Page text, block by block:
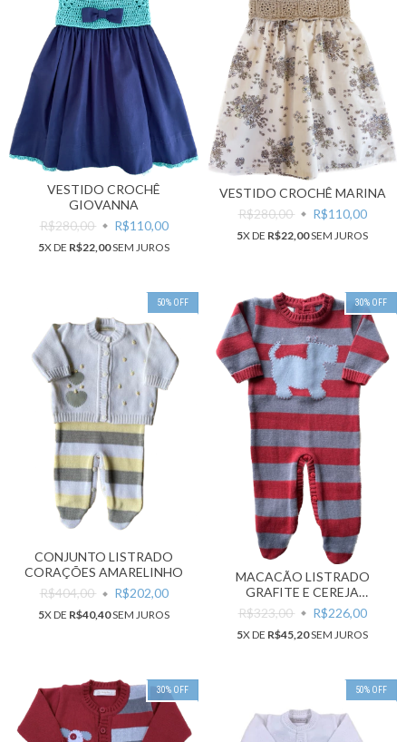
VESTIDO CROCHÊ
GIOVANNA
R$280,00
R$110,00
5X DE R$22,00SEM JUROS
VESTIDO CROCHÊ MARINA
R$280,00
R$110,00
5X DE R$22,00SEM JUROS
50% OFF
CONJUNTO LISTRADO
CORAÇÕES AMARELINHO
R$404,00
R$202,00
5X DE R$40,40SEM JUROS
30% OFF
MACACÃO LISTRADO
GRAFITE E CEREJA
CACHORRINHO
R$323,00 R$226,00
5X DE R$45,20SEM JUROS
30% OFF 50% OFF